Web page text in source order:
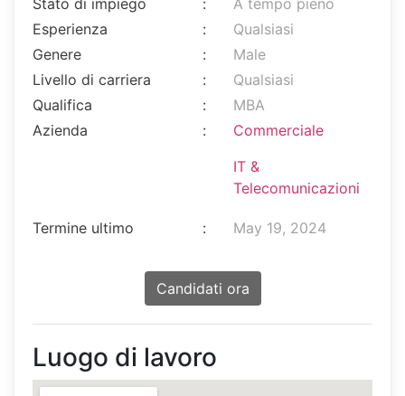
Esperienza
:
Qualsiasi
Genere
:
Male
Livello di carriera
:
Qualsiasi
Qualifica
:
MBA
Azienda
:
Commerciale
IT &
Telecomunicazioni
Termine ultimo : May 19, 2024
Candidati ora
Luogo di lavoro